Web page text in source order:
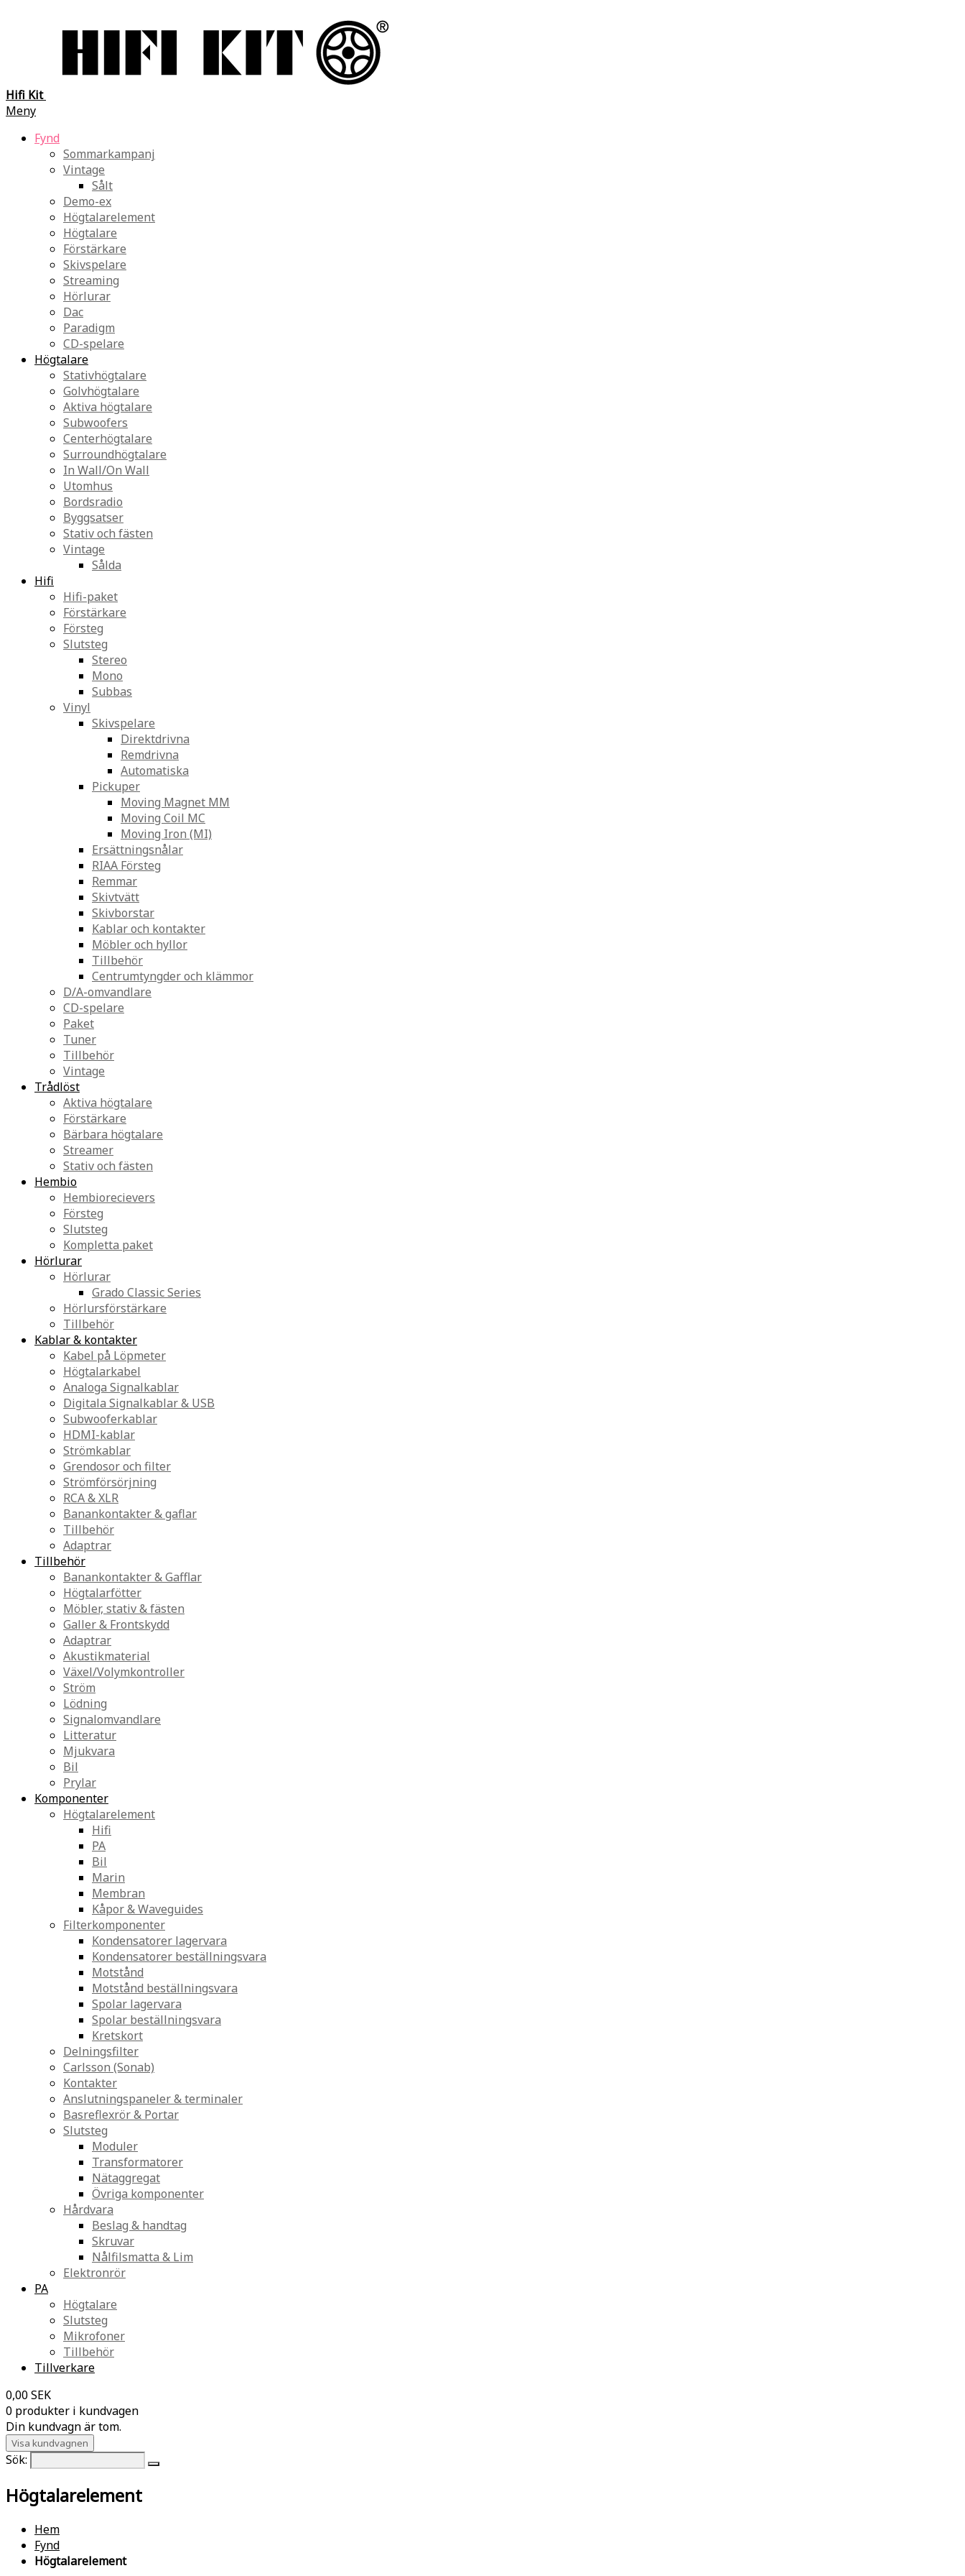
Hifi Kit
Meny
Fynd
Sommarkampanj
Vintage
Sålt
Demo-ex
Högtalarelement
Högtalare
Förstärkare
Skivspelare
Streaming
Hörlurar
Dac
Paradigm
CD-spelare
Högtalare
Stativhögtalare
Golvhögtalare
Aktiva högtalare
Subwoofers
Centerhögtalare
Surroundhögtalare
In Wall/On Wall
Utomhus
Bordsradio
Byggsatser
Stativ och fästen
Vintage
Sålda
Hifi
Hifi-paket
Förstärkare
Försteg
Slutsteg
Stereo
Mono
Subbas
Vinyl
Skivspelare
Direktdrivna
Remdrivna
Automatiska
Pickuper
Moving Magnet MM
Moving Coil MC
Moving Iron (MI)
Ersättningsnålar
RIAA Försteg
Remmar
Skivtvätt
Skivborstar
Kablar och kontakter
Möbler och hyllor
Tillbehör
Centrumtyngder och klämmor
D/A-omvandlare
CD-spelare
Paket
Tuner
Tillbehör
Vintage
Trådlöst
Aktiva högtalare
Förstärkare
Bärbara högtalare
Streamer
Stativ och fästen
Hembio
Hembiorecievers
Försteg
Slutsteg
Kompletta paket
Hörlurar
Hörlurar
Grado Classic Series
Hörlursförstärkare
Tillbehör
Kablar & kontakter
Kabel på Löpmeter
Högtalarkabel
Analoga Signalkablar
Digitala Signalkablar & USB
Subwooferkablar
HDMI-kablar
Strömkablar
Grendosor och filter
Strömförsörjning
RCA & XLR
Banankontakter & gaflar
Tillbehör
Adaptrar
Tillbehör
Banankontakter & Gafflar
Högtalarfötter
Möbler, stativ & fästen
Galler & Frontskydd
Adaptrar
Akustikmaterial
Växel/Volymkontroller
Ström
Lödning
Signalomvandlare
Litteratur
Mjukvara
Bil
Prylar
Komponenter
Högtalarelement
Hifi
PA
Bil
Marin
Membran
Kåpor & Waveguides
Filterkomponenter
Kondensatorer lagervara
Kondensatorer beställningsvara
Motstånd
Motstånd beställningsvara
Spolar lagervara
Spolar beställningsvara
Kretskort
Delningsfilter
Carlsson (Sonab)
Kontakter
Anslutningspaneler & terminaler
Basreflexrör & Portar
Slutsteg
Moduler
Transformatorer
Nätaggregat
Övriga komponenter
Hårdvara
Beslag & handtag
Skruvar
Nålfilsmatta & Lim
Elektronrör
PA
Högtalare
Slutsteg
Mikrofoner
Tillbehör
Tillverkare
0,00 SEK
0 produkter i kundvagen
Din kundvagn är tom.
Visa kundvagnen
Sök:
Högtalarelement
Hem
Fynd
Högtalarelement